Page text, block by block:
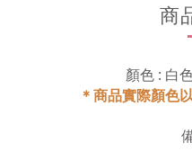
商
顏色 : 白
＊商品實際顏色